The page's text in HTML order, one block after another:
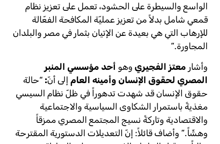
الواسع والسيطرة على الحشود، تعمل على تعزيز نظام
قمعي شامل بدلاً من تعزيز عمليّة المكافحة الفعّالة
للإرهاب التي هي بعيدة عن الإتيان بثمار في مصر والبلدان
المجاورة.”
وأشار معتز الفجيري وهو أحد مؤسسي المنبر
المصري لحقوق الإنسان وأمينه العام إلى أنّ: “حالة
حقوق الإنسان قد شهدت تدهوراً في ظلّ نظام السيسي
مغذيةً باستمرار الشكاوى السياسية والاجتماعية
والاقتصادية وتاركةً نسيج المجتمع المصري ممزقاً
وهشّاً.” وأضاف قائلاً: إنّ التعديلات الدستورية المقترحة